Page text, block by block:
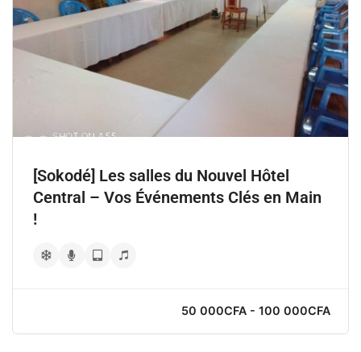
[Sokodé] Les salles du Nouvel Hôtel
Central – Vos Événements Clés en Main
!